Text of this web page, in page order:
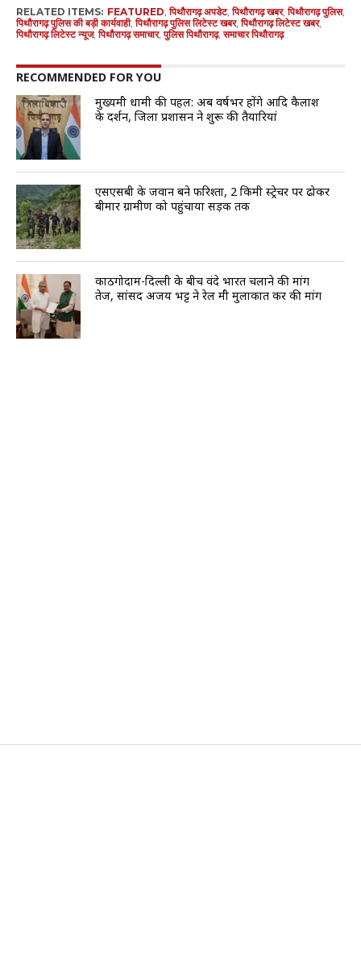
RELATED ITEMS: FEATURED ,पिथौरागढ़ अपडेट,पिथौरागढ़ खबर,पिथौरागढ़ पुलिस,
पिथौरागढ़ पुलिस की बड़ी कार्यवाही,पिथौरागढ़ पुलिस लिटेस्ट खबर,पिथौरागढ़ लिटेस्ट खबर,
पिथौरागढ़ लिटेस्ट न्यूज,पिथौरागढ़ समाचार,पुलिस पिथौरागढ़,समाचार पिथौरागढ़
RECOMMENDED FOR YOU
मुख्यमंत्री धामी की पहल: अब वर्षभर होंगे आदि कैलाश
के दर्शन, जिला प्रशासन ने शुरू की तैयारियां
एसएसबी के जवान बने फरिश्ता, 2 किमी स्ट्रेचर पर ढोकर
बीमार ग्रामीण को पहुंचाया सड़क तक
काठगोदाम-दिल्ली के बीच वंदे भारत चलाने की मांग
तेज, सांसद अजय भट्ट ने रेल मंत्री मुलाकात कर की मांग